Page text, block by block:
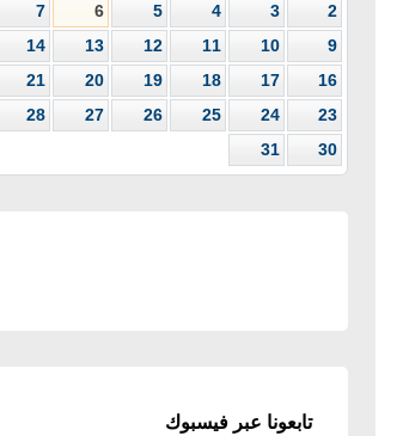
2
3
4
5
6
7
9
10
11
12
13
14
16
17
18
19
20
21
23
24
25
26
27
28
30
31
تابعونا عبر فيسبوك